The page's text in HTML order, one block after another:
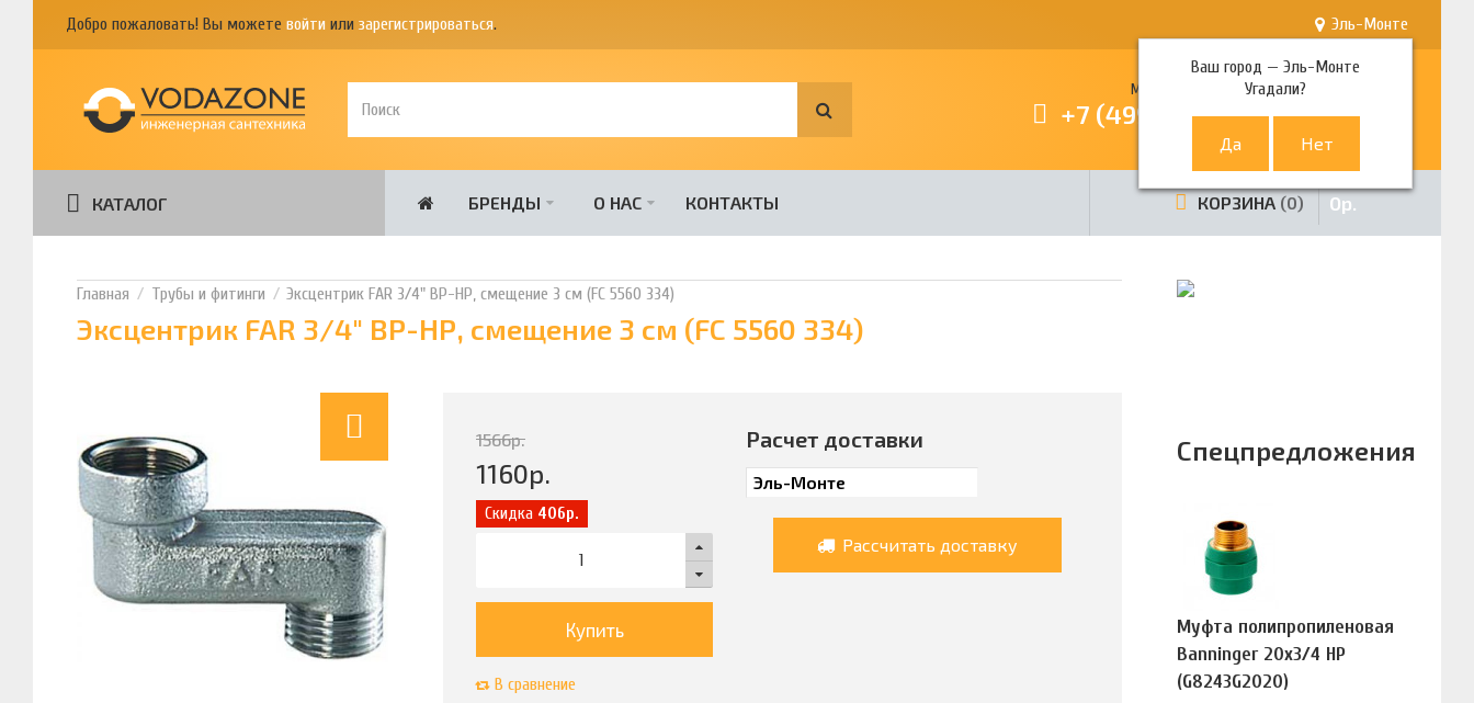
Добро пожаловать! Вы можете войти или зарегистрироваться. Эль-Монте
Ваш город —Эль-Монте
Угадали?
Многоканальный телефон
+7 (499) 380-80-80
КАТАЛОГ БРЕНДЫ О НАС КОНТАКТЫ КОРЗИНА 0 0р.
Трубы и фитинги Эксцентрик FAR 3/4" ВР-НР, смещение 3 см (FC 5560 334)
Эксцентрик FAR 3/4" ВР-НР, смещение 3 см (FC 5560 334)
1566р.
1160р.
Скидка 406р.
Купить
В сравнение
Расчет доставки
Рассчитать доставку
Спецпредложения
Муфта полипропиленовая
Banninger 20х3/4 НР
(G8243G2020)